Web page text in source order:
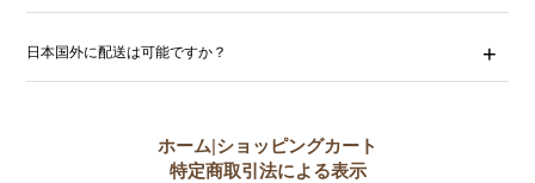
日本国外に配送は可能ですか？
ホーム|ショッピングカート
特定商取引法による表示